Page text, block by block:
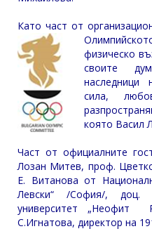
Като част от
физическо
своите
наследници
сила,
която Васил
Част от официалните
Лозан Митев, проф.
Е. Витанова от
Левски“ /София/, доц.
университет „Неофит
С.Игнатова, директор на